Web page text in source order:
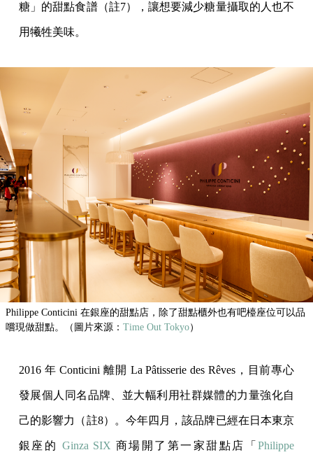
糖」的甜點食譜（註7），讓想要減少糖量攝取的人也不
用犧牲美味。
Philippe Conticini 在銀座的甜點店，除了甜點櫃外也有吧檯座位可以品
嚐現做甜點。（圖片來源： Time Out Tokyo）
2016 年 Conticini 離開 La Pâtisserie des Rêves，目前專心
發展個人同名品牌、並大幅利用社群媒體的力量強化自
己的影響力（註8）。今年四月，該品牌已經在日本東京
銀座的 Ginza SIX 商場開了第一家甜點店「Philippe